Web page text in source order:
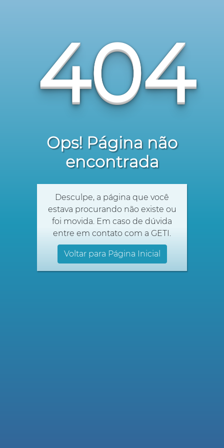
404
Ops! Página não
encontrada
Desculpe, a página que você
estava procurando não existe ou
foi movida. Em caso de dúvida
entre em contato com a GETI.
Voltar para Página Inicial